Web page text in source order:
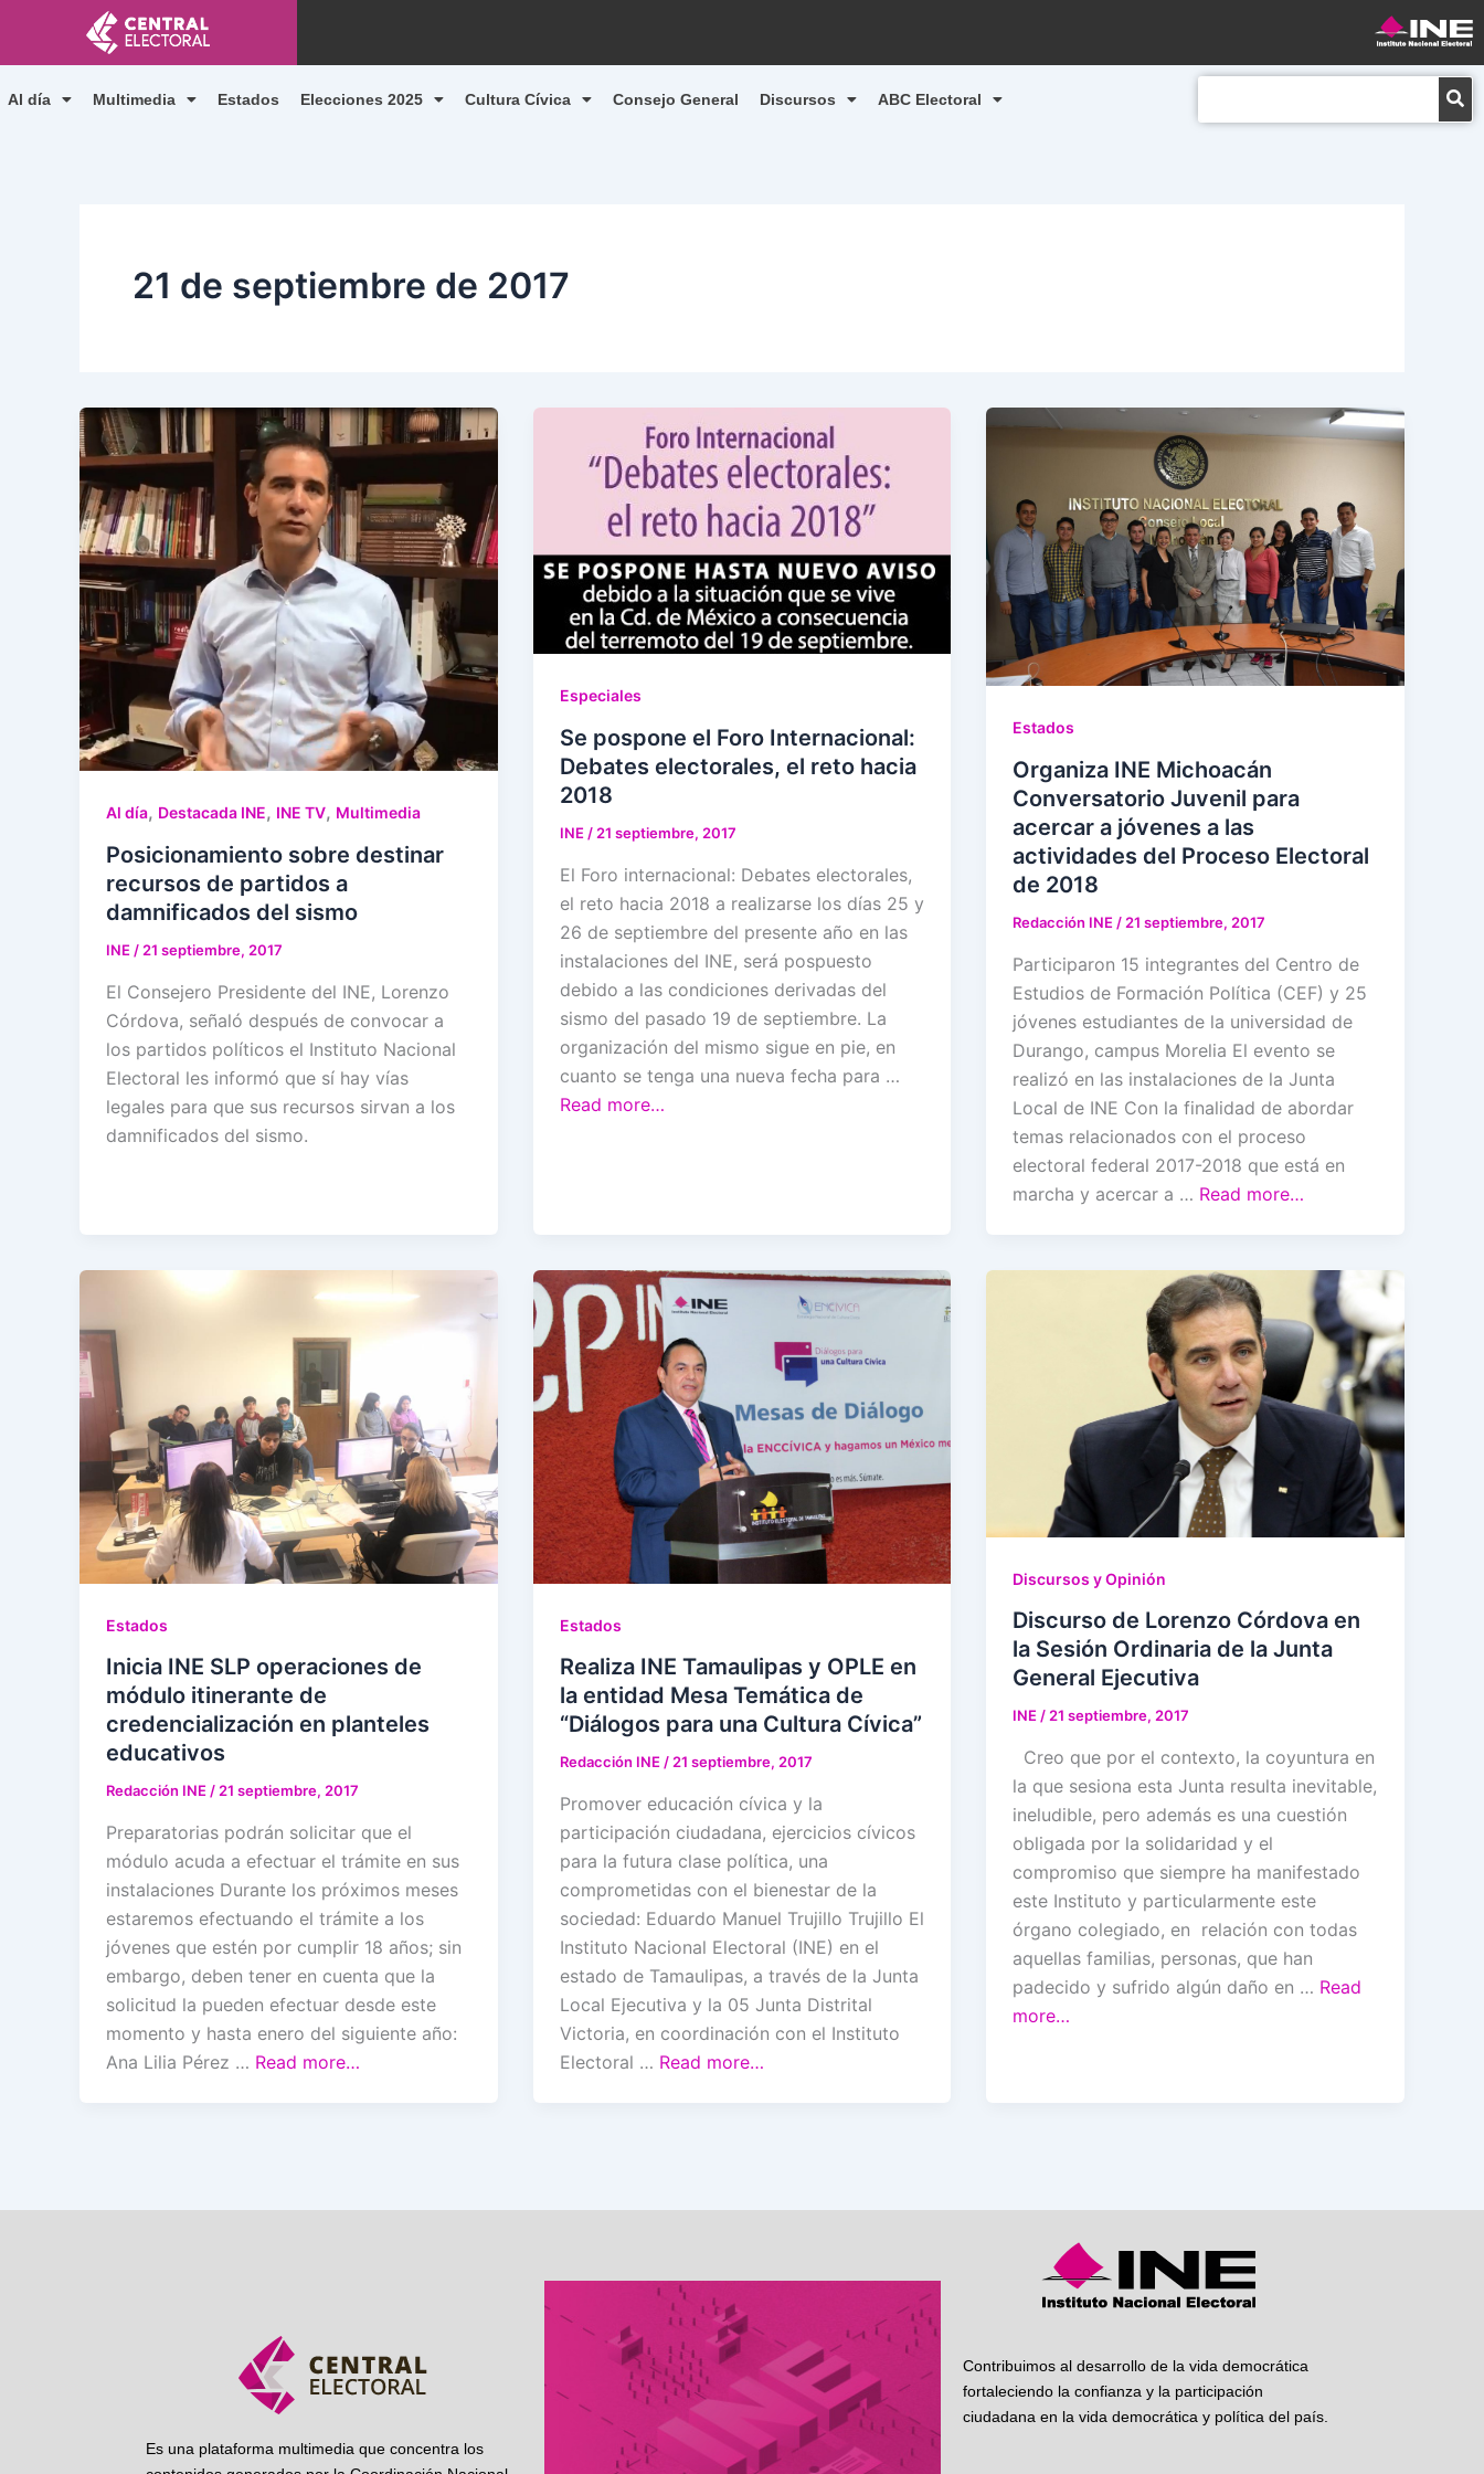
contenido
Al día Multimedia Estados Elecciones 2025 Cultura Cívica Consejo General Discursos ABC Electoral
21 de septiembre de 2017
Al día, Destacada INE, INE TV, Multimedia
Posicionamiento sobre destinar
recursos de partidos a
damnificados del sismo
INE / 21 septiembre, 2017
El Consejero Presidente del INE, Lorenzo
Córdova, señaló después de convocar a
los partidos políticos el Instituto Nacional
Electoral les informó que sí hay vías
legales para que sus recursos sirvan a los
damnificados del sismo.
Especiales
Se pospone el Foro Internacional:
Debates electorales, el reto hacia
2018
INE/21 septiembre, 2017
El Foro internacional: Debates electorales,
el reto hacia 2018 a realizarse los días 25 y
26 de septiembre del presente año en las
instalaciones del INE, será pospuesto
debido a las condiciones derivadas del
sismo del pasado 19 de septiembre. La
organización del mismo sigue en pie, en
cuanto se tenga una nueva fecha para …
Read more…
Estados
Organiza INE Michoacán
Conversatorio Juvenil para
acercar a jóvenes a las
actividades del Proceso Electoral
de 2018
Redacción INE / 21 septiembre, 2017
Participaron 15 integrantes del Centro de
Estudios de Formación Política (CEF) y 25
jóvenes estudiantes de la universidad de
Durango, campus Morelia El evento se
realizó en las instalaciones de la Junta
Local de INE Con la finalidad de abordar
temas relacionados con el proceso
electoral federal 2017-2018 que está en
marcha y acercar a … Read more…
Estados
Inicia INE SLP operaciones de
módulo itinerante de
credencialización en planteles
educativos
Redacción INE/21 septiembre, 2017
Preparatorias podrán solicitar que el
módulo acuda a efectuar el trámite en sus
instalaciones Durante los próximos meses
estaremos efectuando el trámite a los
jóvenes que estén por cumplir 18 años; sin
embargo, deben tener en cuenta que la
solicitud la pueden efectuar desde este
momento y hasta enero del siguiente año:
Ana Lilia Pérez … Read more…
Estados
Realiza INE Tamaulipas y OPLE en
la entidad Mesa Temática de
“Diálogos para una Cultura Cívica”
Redacción INE/21 septiembre, 2017
Promover educación cívica y la
participación ciudadana, ejercicios cívicos
para la futura clase política, una
comprometidas con el bienestar de la
sociedad: Eduardo Manuel Trujillo Trujillo El
Instituto Nacional Electoral (INE) en el
estado de Tamaulipas, a través de la Junta
Local Ejecutiva y la 05 Junta Distrital
Victoria, en coordinación con el Instituto
Electoral … Read more…
Discursos y Opinión
Discurso de Lorenzo Córdova en
la Sesión Ordinaria de la Junta
General Ejecutiva
INE/21 septiembre, 2017
Creo que por el contexto, la coyuntura en
la que sesiona esta Junta resulta inevitable,
ineludible, pero además es una cuestión
obligada por la solidaridad y el
compromiso que siempre ha manifestado
este Instituto y particularmente este
órgano colegiado, en relación con todas
aquellas familias, personas, que han
padecido y sufrido algún daño en … Read
more…
Es una plataforma multimedia que concentra los
Contribuimos al desarrollo de la vida democrática
fortaleciendo la confianza y la participación
ciudadana en la vida democrática y política del país.